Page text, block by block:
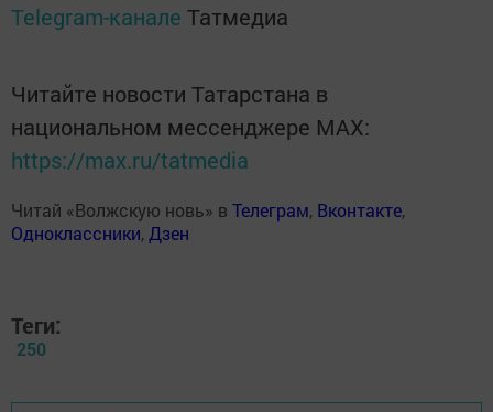
Telegram-канале Татмедиа
Читайте новости Татарстана в
национальном мессенджере MАХ:
https://max.ru/tatmedia
Читай «Волжскую новь» в Телеграм, Вконтакте,
Одноклассники,Дзен
Теги:
250